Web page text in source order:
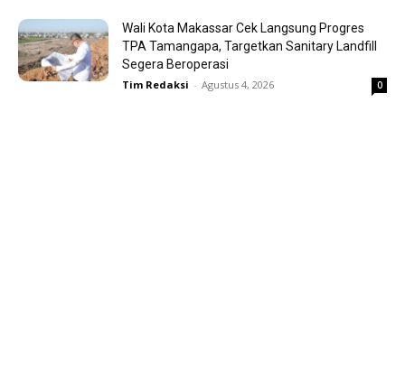
Wali Kota Makassar Cek Langsung Progres
TPA Tamangapa, Targetkan Sanitary Landfill
Segera Beroperasi
Tim Redaksi - Agustus 4, 2026 0